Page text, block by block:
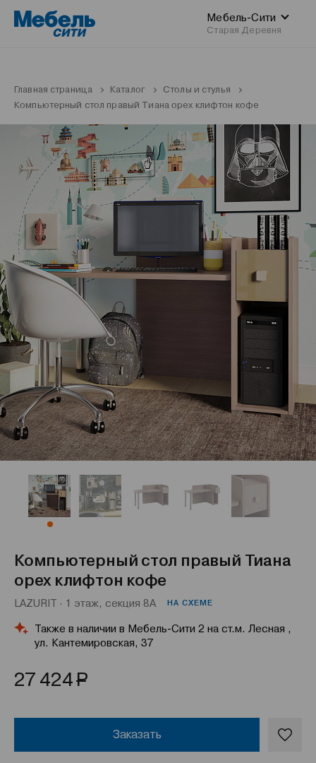
Мебель-Сити
Старая Деревня
Главная страница Каталог
Столы и стулья
Компьютерный стол правый Тиана орех клифтон кофе
Компьютерный стол правый Тиана
орех клифтон кофе
LAZURIT · 1 этаж, секция 8А НА СХЕМЕ
Также в наличии в Мебель-Сити 2 на ст.м. Лесная ,
ул. Кантемировская, 37
27 424Р
Заказать